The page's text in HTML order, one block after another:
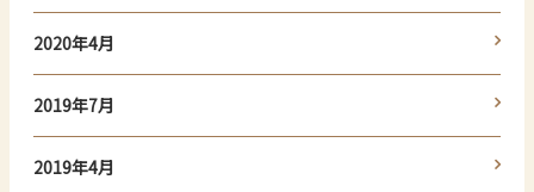
2020年4月
2019年7月
2019年4月